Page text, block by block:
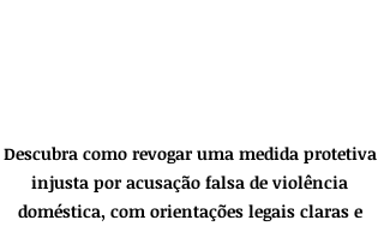
Descubra como revogar uma medida protetiva
injusta por acusação falsa de violência
doméstica, com orientações legais claras e